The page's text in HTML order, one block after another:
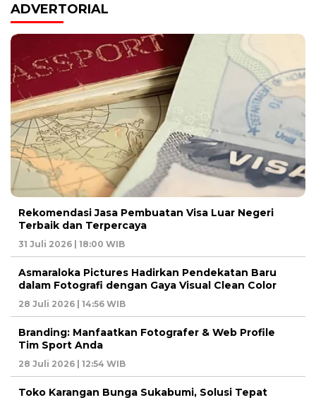
ADVERTORIAL
Rekomendasi Jasa Pembuatan Visa Luar Negeri
Terbaik dan Terpercaya
31 Juli 2026 | 18:00 WIB
Asmaraloka Pictures Hadirkan Pendekatan Baru
dalam Fotografi dengan Gaya Visual Clean Color
28 Juli 2026 | 14:56 WIB
Branding: Manfaatkan Fotografer & Web Profile
Tim Sport Anda
28 Juli 2026 | 12:54 WIB
Toko Karangan Bunga Sukabumi, Solusi Tepat